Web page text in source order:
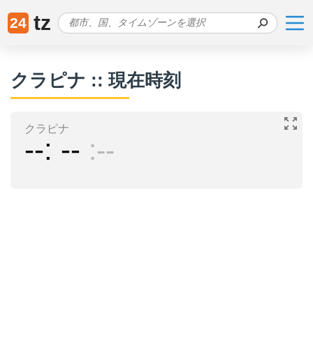
24 tz
クラピナ :: 現在時刻
クラピナ
-- -- --